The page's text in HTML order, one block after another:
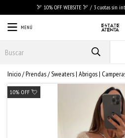
🏹 10% OFF WEBSITE 🏹 / 3 cuotas sin
MENÚ
Inicio/Prendas/Sweaters | Abrigos |
10% OFF 💘